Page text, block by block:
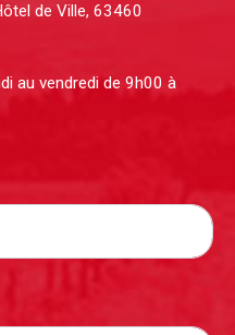
de Ville, 63460
au vendredi de 9h00 à